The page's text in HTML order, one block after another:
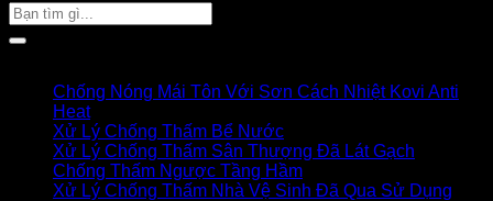
Tìm
kiếm:
Chống Nóng Mái Tôn Với Sơn Cách Nhiệt Kovi Anti
Heat
Xử Lý Chống Thấm Bể Nước
Xử Lý Chống Thấm Sân Thượng Đã Lát Gạch
Chống Thấm Ngược Tầng Hầm
Xử Lý Chống Thấm Nhà Vệ Sinh Đã Qua Sử Dụng